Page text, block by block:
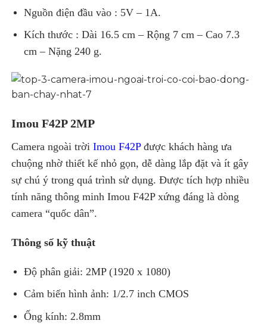
Nguồn điện đầu vào : 5V – 1A.
Kích thước : Dài 16.5 cm – Rộng 7 cm – Cao 7.3
cm – Nặng 240 g.
Imou F42P 2MP
Camera ngoài trờiImou F42Pđược khách hàng ưa
chuộng nhờ thiết kế nhỏ gọn, dễ dàng lắp đặt và ít gây
sự chú ý trong quá trình sử dụng. Được tích hợp nhiều
tính năng thông minh Imou F42P xứng đáng là dòng
camera “quốc dân”.
Thông số kỹ thuật
Độ phân giải: 2MP (1920 x 1080)
Cảm biến hình ảnh: 1/2.7 inch CMOS
Ống kính: 2.8mm